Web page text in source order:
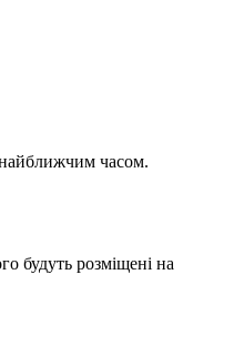
часом.
будуть розміщені на